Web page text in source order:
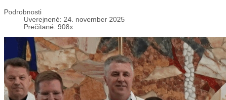
Podrobnosti
Uverejnené: 24. november 2025
Prečítané: 908x